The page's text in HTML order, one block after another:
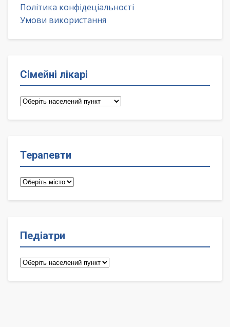
Політика конфідеціальності
Умови використання
Сімейні лікарі
Сімейні
Терапевти
Терапевти
Педіатри
Педіатри